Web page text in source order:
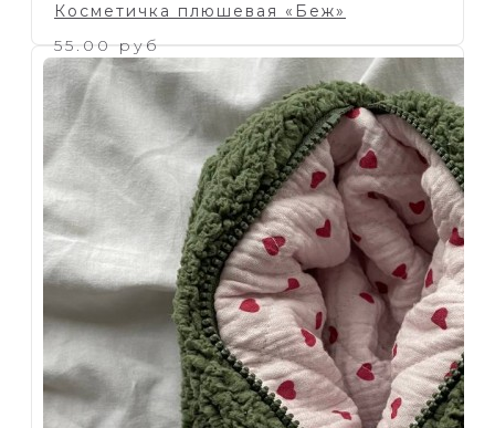
Косметичка плюшевая «Беж»
55.00 руб